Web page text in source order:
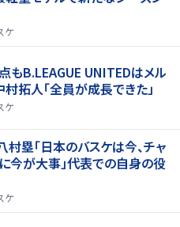
ケ
もB.LEAGUE UNITEDはメル
拓人「全員が成長できた」
ケ
塁「日本のバスケは今、チャ
今が大事」代表での自身の役
ケ